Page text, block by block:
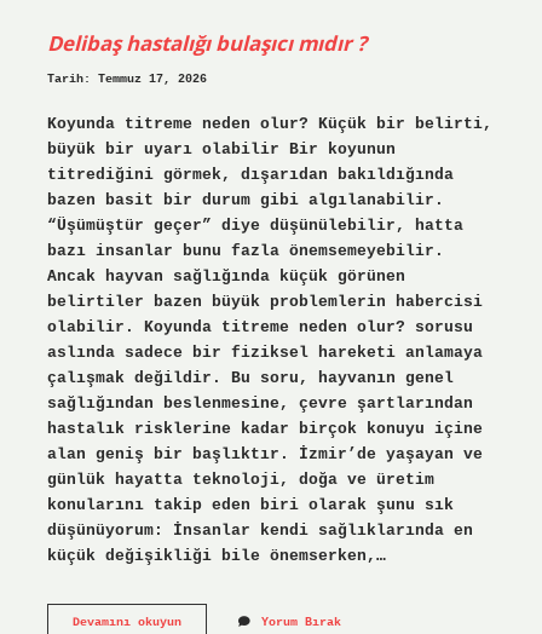
Delibaş hastalığı bulaşıcı mıdır ?
Tarih: Temmuz 17, 2026
Koyunda titreme neden olur? Küçük bir belirti,
büyük bir uyarı olabilir Bir koyunun
titrediğini görmek, dışarıdan bakıldığında
bazen basit bir durum gibi algılanabilir.
“Üşümüştür geçer” diye düşünülebilir, hatta
bazı insanlar bunu fazla önemsemeyebilir.
Ancak hayvan sağlığında küçük görünen
belirtiler bazen büyük problemlerin habercisi
olabilir. Koyunda titreme neden olur? sorusu
aslında sadece bir fiziksel hareketi anlamaya
çalışmak değildir. Bu soru, hayvanın genel
sağlığından beslenmesine, çevre şartlarından
hastalık risklerine kadar birçok konuyu içine
alan geniş bir başlıktır. İzmir’de yaşayan ve
günlük hayatta teknoloji, doğa ve üretim
konularını takip eden biri olarak şunu sık
düşünüyorum: İnsanlar kendi sağlıklarında en
küçük değişikliği bile önemserken,…
Devamını okuyunDelibaş
Yorum Bırak